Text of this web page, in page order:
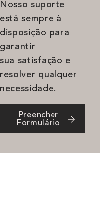
Nosso suporte
está sempre à
disposição para
garantir
sua satisfação e
resolver qualquer
necessidade.
Preencher
Formulário